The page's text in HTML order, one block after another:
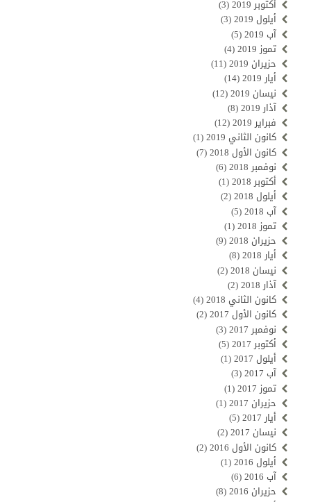
أكتوبر 2019
(3)
أيلول 2019
(3)
آب 2019
(5)
تموز 2019
(4)
حزيران 2019
(11)
أيار 2019
(14)
نيسان 2019
(12)
آذار 2019
(8)
فبراير 2019
(12)
كانون الثاني 2019
(1)
كانون الأول 2018
(7)
نوفمبر 2018
(6)
أكتوبر 2018
(1)
أيلول 2018
(2)
آب 2018
(5)
تموز 2018
(1)
حزيران 2018
(9)
أيار 2018
(8)
نيسان 2018
(2)
آذار 2018
(2)
كانون الثاني 2018
(4)
كانون الأول 2017
(2)
نوفمبر 2017
(3)
أكتوبر 2017
(5)
أيلول 2017
(1)
آب 2017
(3)
تموز 2017
(1)
حزيران 2017
(1)
أيار 2017
(5)
نيسان 2017
(2)
كانون الأول 2016
(2)
أيلول 2016
(1)
آب 2016
(6)
حزيران 2016
(8)